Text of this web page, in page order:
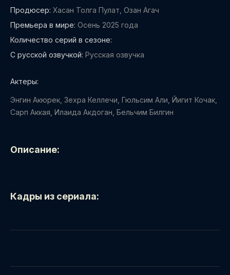
Продюсер: Хасан Толга Пулат, Озан Агач
Премьера в мире: Осень 2025 года
Количество серий в сезоне:
С русской озвучкой: Русская озвучка
Актеры:
Энгин Акюрек, Зехра Келлечи, Гюльсим Али, Йигит Кочак,
Сарп Аккая, Илаида Акдоган, Бельчим Билгин
Описание:
Кадры из сериала: